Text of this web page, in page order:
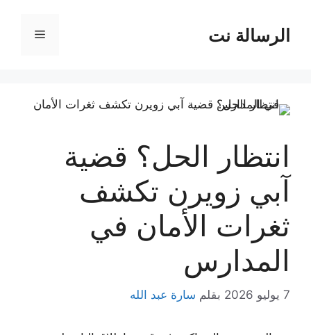
المحتوىالرسالة نت القائمة
انتظار الحل؟ قضية
آبي زويرن تكشف
ثغرات الأمان في
المدارس
7 يوليو 2026 بقلم سارة عبد الله